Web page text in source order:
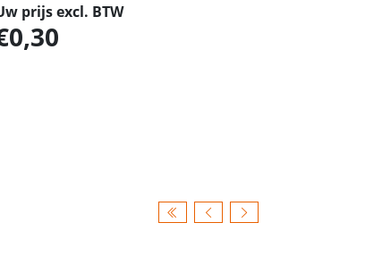
prijs excl. BTW
0,30